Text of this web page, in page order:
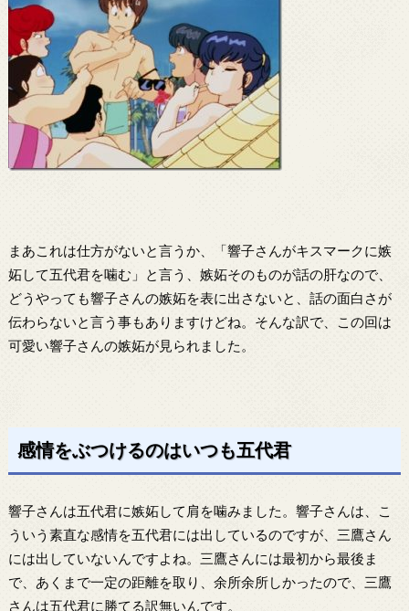
まあこれは仕方がないと言うか、「響子さんがキスマークに嫉
妬して五代君を噛む」と言う、嫉妬そのものが話の肝なので、
どうやっても響子さんの嫉妬を表に出さないと、話の面白さが
伝わらないと言う事もありますけどね。そんな訳で、この回は
可愛い響子さんの嫉妬が見られました。
感情をぶつけるのはいつも五代君
響子さんは五代君に嫉妬して肩を噛みました。響子さんは、こ
ういう素直な感情を五代君には出しているのですが、三鷹さん
には出していないんですよね。三鷹さんには最初から最後ま
で、あくまで一定の距離を取り、余所余所しかったので、三鷹
さんは五代君に勝てる訳無いんです。